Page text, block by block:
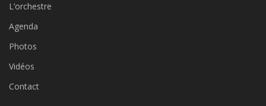
L’orchestre
Agenda
Photos
Vidéos
Contact